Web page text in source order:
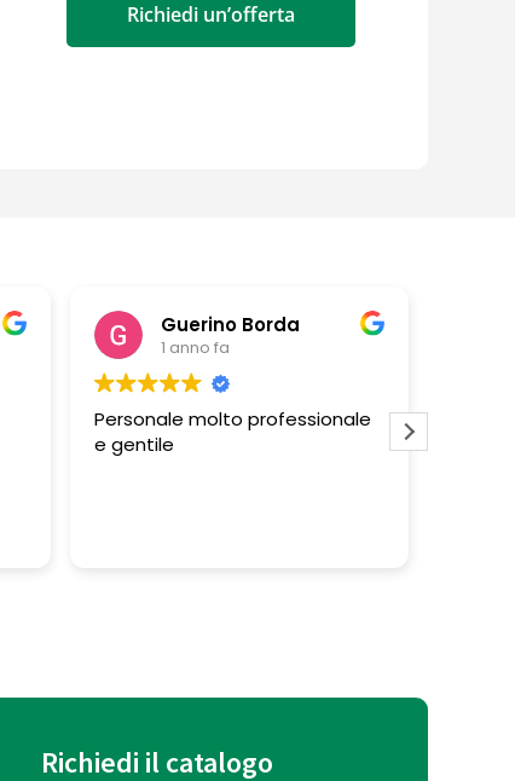
Richiedi un’offerta
Guerino Borda
1 anno fa
Personale molto professionale
e gentile
Richiedi il catalogo